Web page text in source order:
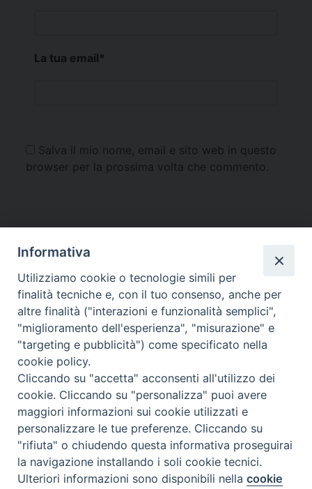
La tua email*
Salva il mio nome, email e sito web in questo
browser per la prossima volta che commento.
Vita Trentina Editrice
Preferenze Cookie
Informativa
Utilizziamo cookie o tecnologie simili per
finalità tecniche e, con il tuo consenso, anche per
altre finalità ("interazioni e funzionalità semplici",
"miglioramento dell'esperienza", "misurazione" e
"targeting e pubblicità") come specificato nella
cookie policy.
Cliccando su "accetta" acconsenti all'utilizzo dei
cookie. Cliccando su "personalizza" puoi avere
maggiori informazioni sui cookie utilizzati e
personalizzare le tue preferenze. Cliccando su
"rifiuta" o chiudendo questa informativa proseguirai
la navigazione installando i soli cookie tecnici.
Ulteriori informazioni sono disponibili nellacookie